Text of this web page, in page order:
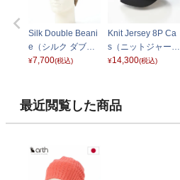
Silk Double Beani
e（シルク ダブル
ビーニー） ベージ
¥7,700(税込)
Knit Jersey 8P Ca
s（ニットジャージ
ー キャス） ブラッ
¥14,300(税込)
最近閲覧した商品